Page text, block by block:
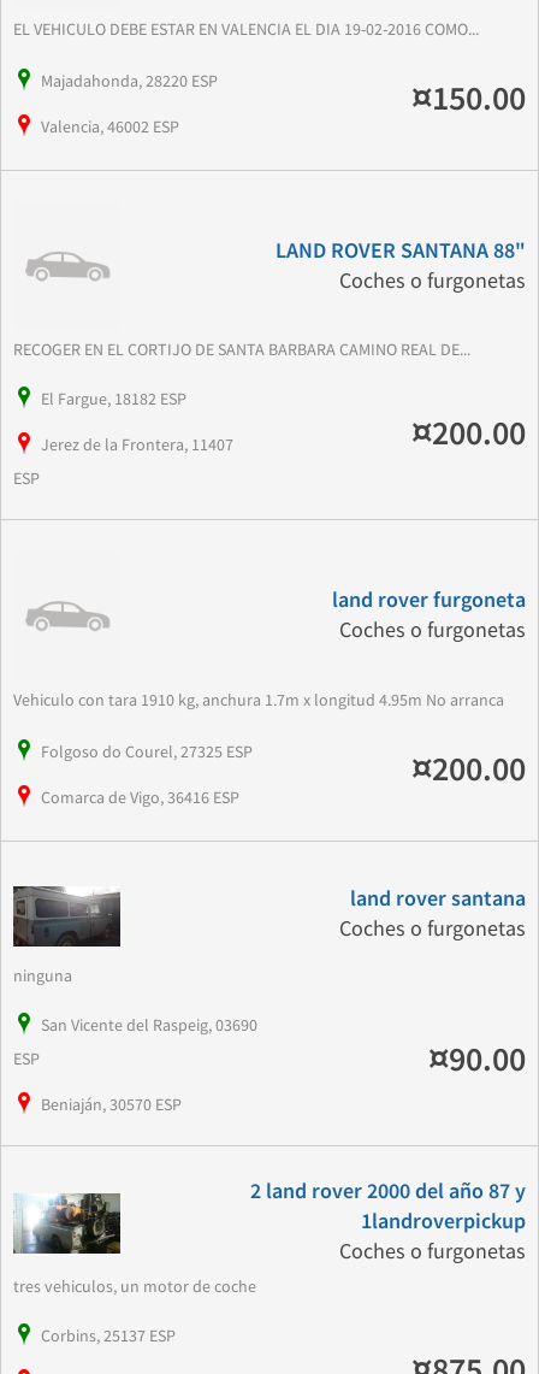
EL VEHICULO DEBE ESTAR EN VALENCIA EL DIA 19-02-2016 COMO...
Majadahonda, 28220 ESP
Valencia, 46002 ESP
¤150.00
LAND ROVER SANTANA 88"
Coches o furgonetas
RECOGER EN EL CORTIJO DE SANTA BARBARA CAMINO REAL DE...
El Fargue, 18182 ESP
Jerez de la Frontera, 11407
ESP
¤200.00
land rover furgoneta
Coches o furgonetas
Vehiculo con tara 1910 kg, anchura 1.7m x longitud 4.95m No arranca
Folgoso do Courel, 27325 ESP
Comarca de Vigo, 36416 ESP
¤200.00
land rover santana
Coches o furgonetas
ninguna
San Vicente del Raspeig, 03690
ESP
Beniaján, 30570 ESP
¤90.00
2 land rover 2000 del año 87 y
1landroverpickup
Coches o furgonetas
tres vehiculos, un motor de coche
Corbins, 25137 ESP